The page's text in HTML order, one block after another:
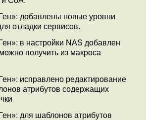
добавлены новые уровни
отладки сервисов.
в настройки NAS добавлен
получить из макроса
исправлено редактирование
атрибутов содержащих
для шаблонов атрибутов